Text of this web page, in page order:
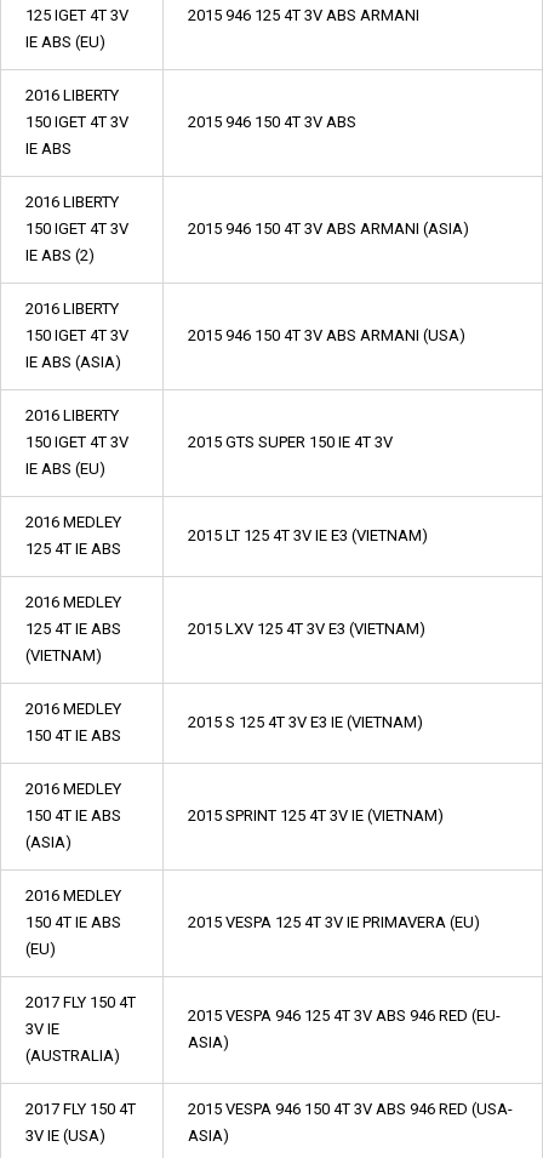
125 IGET 4T 3V
IE ABS (EU)
2015 946 125 4T 3V ABS ARMANI
2016 LIBERTY
150 IGET 4T 3V
IE ABS
2015 946 150 4T 3V ABS
2016 LIBERTY
150 IGET 4T 3V
IE ABS (2)
2015 946 150 4T 3V ABS ARMANI (ASIA)
2016 LIBERTY
150 IGET 4T 3V
IE ABS (ASIA)
2015 946 150 4T 3V ABS ARMANI (USA)
2016 LIBERTY
150 IGET 4T 3V
IE ABS (EU)
2015 GTS SUPER 150 IE 4T 3V
2016 MEDLEY
125 4T IE ABS
2015 LT 125 4T 3V IE E3 (VIETNAM)
2016 MEDLEY
125 4T IE ABS
(VIETNAM)
2015 LXV 125 4T 3V E3 (VIETNAM)
2016 MEDLEY
150 4T IE ABS
2015 S 125 4T 3V E3 IE (VIETNAM)
2016 MEDLEY
150 4T IE ABS
(ASIA)
2015 SPRINT 125 4T 3V IE (VIETNAM)
2016 MEDLEY
150 4T IE ABS
(EU)
2015 VESPA 125 4T 3V IE PRIMAVERA (EU)
2017 FLY 150 4T
3V IE
(AUSTRALIA)
2015 VESPA 946 125 4T 3V ABS 946 RED (EU-
ASIA)
2017 FLY 150 4T
3V IE (USA)
2015 VESPA 946 150 4T 3V ABS 946 RED (USA-
ASIA)